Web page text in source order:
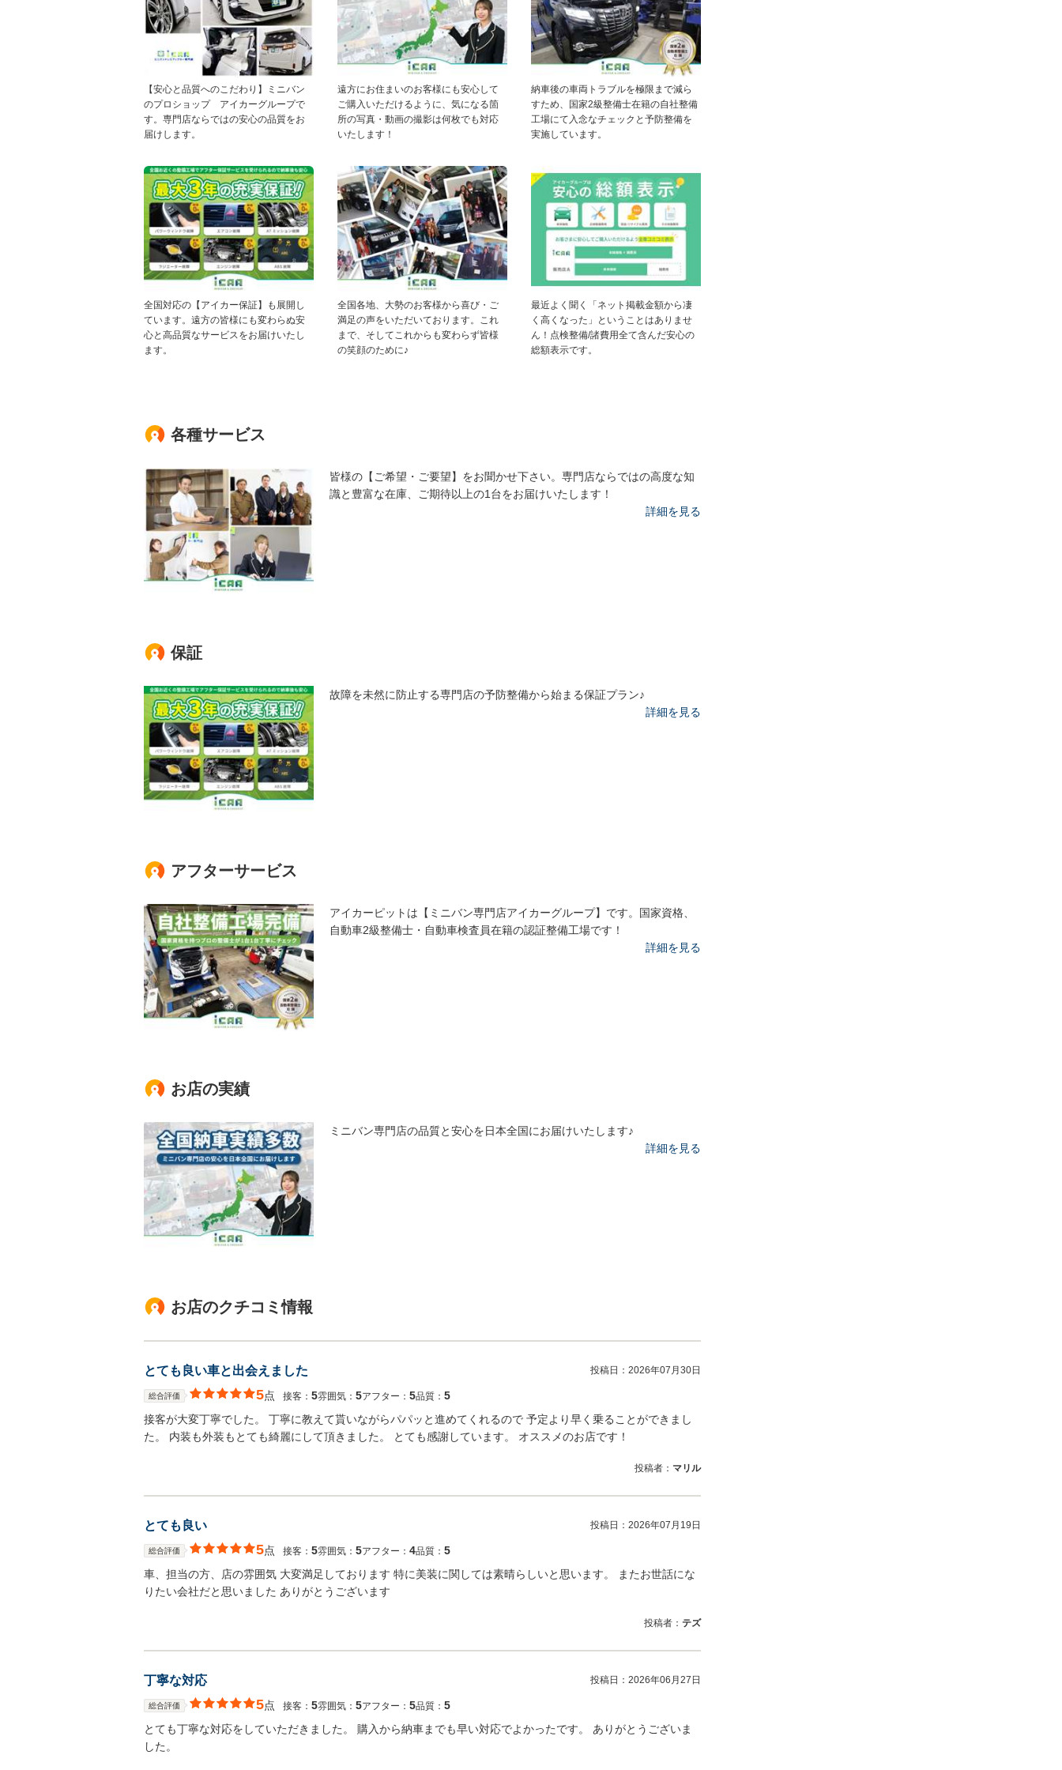
【安心と品質へのこだわり】ミニバン
のプロショップ アイカーグループで
す。専門店ならではの安心の品質をお
届けします。
遠方にお住まいのお客様にも安心して
ご購入いただけるように、気になる箇
所の写真・動画の撮影は何枚でも対応
いたします！
納車後の車両トラブルを極限まで減ら
すため、国家2級整備士在籍の自社整備
工場にて入念なチェックと予防整備を
実施しています。
全国対応の【アイカー保証】も展開し
ています。遠方の皆様にも変わらぬ安
心と高品質なサービスをお届けいたし
ます。
全国各地、大勢のお客様から喜び・ご
満足の声をいただいております。これ
まで、そしてこれからも変わらず皆様
の笑顔のために♪
最近よく聞く「ネット掲載金額から凄
く高くなった」ということはありませ
ん！点検整備/諸費用全て含んだ安心の
総額表示です。
各種サービス
皆様の【ご希望・ご要望】をお聞かせ下さい。専門店ならではの高度な知
識と豊富な在庫、ご期待以上の1台をお届けいたします！
詳細を見る
保証
故障を未然に防止する専門店の予防整備から始まる保証プラン♪
詳細を見る
アフターサービス
アイカーピットは【ミニバン専門店アイカーグループ】です。国家資格、
自動車2級整備士・自動車検査員在籍の認証整備工場です！
詳細を見る
お店の実績
ミニバン専門店の品質と安心を日本全国にお届けいたします♪
詳細を見る
お店のクチコミ情報
とても良い車と出会えました 投稿日： 2026年07月30日
総合評価 5点 接客： 5雰囲気： 5アフター： 5品質： 5
接客が大変丁寧でした。 丁寧に教えて貰いながらパパッと進めてくれるので 予定より早く乗ることができまし
た。 内装も外装もとても綺麗にして頂きました。 とても感謝しています。 オススメのお店です！
投稿者： マリル
とても良い 投稿日： 2026年07月19日
総合評価 5点 接客： 5雰囲気： 5アフター： 4品質： 5
車、担当の方、店の雰囲気 大変満足しております 特に美装に関しては素晴らしいと思います。 またお世話にな
りたい会社だと思いました ありがとうございます
投稿者： テズ
丁寧な対応 投稿日： 2026年06月27日
総合評価 5点 接客： 5雰囲気： 5アフター： 5品質： 5
とても丁寧な対応をしていただきました。 購入から納車までも早い対応でよかったです。 ありがとうございま
した。